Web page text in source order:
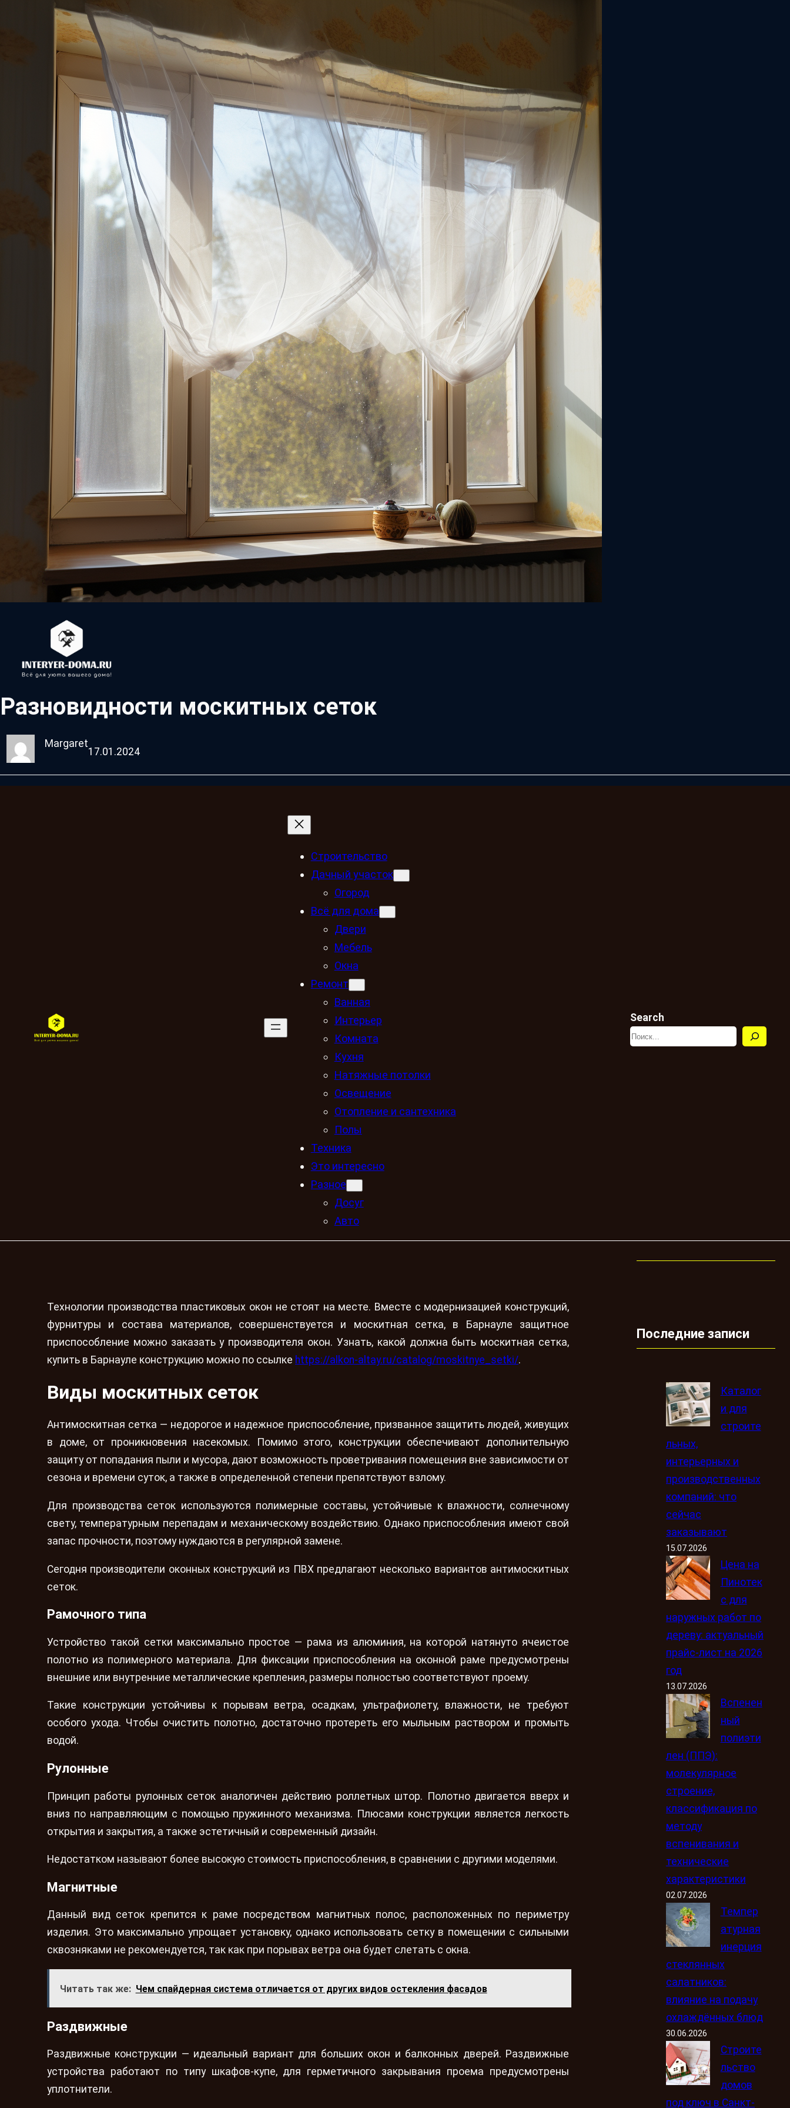
Разновидности москитных сеток
Margaret
17.01.2024
Строительство
Дачный участок
Огород
Всё для дома
Двери
Мебель
Окна
Ремонт
Ванная
Интерьер
Комната
Кухня
Натяжные потолки
Освещение
Отопление и сантехника
Полы
Техника
Это интересно
Разное
Досуг
Авто
Search
Технологии производства пластиковых окон не стоят на месте. Вместе с модернизацией конструкций,
фурнитуры и состава материалов, совершенствуется и москитная сетка, в Барнауле защитное
приспособление можно заказать у производителя окон. Узнать, какой должна быть москитная сетка,
купить в Барнауле конструкцию можно по ссылке https://alkon-altay.ru/catalog/moskitnye_setki/.
Виды москитных сеток
Антимоскитная сетка — недорогое и надежное приспособление, призванное защитить людей, живущих
в доме, от проникновения насекомых. Помимо этого, конструкции обеспечивают дополнительную
защиту от попадания пыли и мусора, дают возможность проветривания помещения вне зависимости от
сезона и времени суток, а также в определенной степени препятствуют взлому.
Для производства сеток используются полимерные составы, устойчивые к влажности, солнечному
свету, температурным перепадам и механическому воздействию. Однако приспособления имеют свой
запас прочности, поэтому нуждаются в регулярной замене.
Сегодня производители оконных конструкций из ПВХ предлагают несколько вариантов антимоскитных
сеток.
Рамочного типа
Устройство такой сетки максимально простое — рама из алюминия, на которой натянуто ячеистое
полотно из полимерного материала. Для фиксации приспособления на оконной раме предусмотрены
внешние или внутренние металлические крепления, размеры полностью соответствуют проему.
Такие конструкции устойчивы к порывам ветра, осадкам, ультрафиолету, влажности, не требуют
особого ухода. Чтобы очистить полотно, достаточно протереть его мыльным раствором и промыть
водой.
Рулонные
Принцип работы рулонных сеток аналогичен действию роллетных штор. Полотно двигается вверх и
вниз по направляющим с помощью пружинного механизма. Плюсами конструкции является легкость
открытия и закрытия, а также эстетичный и современный дизайн.
Недостатком называют более высокую стоимость приспособления, в сравнении с другими моделями.
Магнитные
Данный вид сеток крепится к раме посредством магнитных полос, расположенных по периметру
изделия. Это максимально упрощает установку, однако использовать сетку в помещении с сильными
сквозняками не рекомендуется, так как при порывах ветра она будет слетать с окна.
Читать так же: Чем спайдерная система отличается от других видов остекления фасадов
Раздвижные
Раздвижные конструкции — идеальный вариант для больших окон и балконных дверей. Раздвижные
устройства работают по типу шкафов-купе, для герметичного закрывания проема предусмотрены
уплотнители.
Последние записи
Каталог
и для
строите
льных,
интерьерных и
производственных
компаний: что
сейчас
заказывают
15.07.2026
Цена на
Пинотек
с для
наружных работ по
дереву: актуальный
прайс-лист на 2026
год
13.07.2026
Вспенен
ный
полиэти
лен (ППЭ):
молекулярное
строение,
классификация по
методу
вспенивания и
технические
характеристики
02.07.2026
Темпер
атурная
инерция
стеклянных
салатников:
влияние на подачу
охлаждённых блюд
30.06.2026
Строите
льство
домов
под ключ в Санкт-